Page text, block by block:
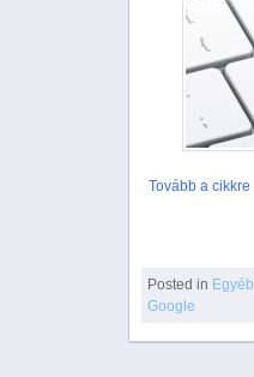
Tovább a cikkre
Posted in Egyéb
Google